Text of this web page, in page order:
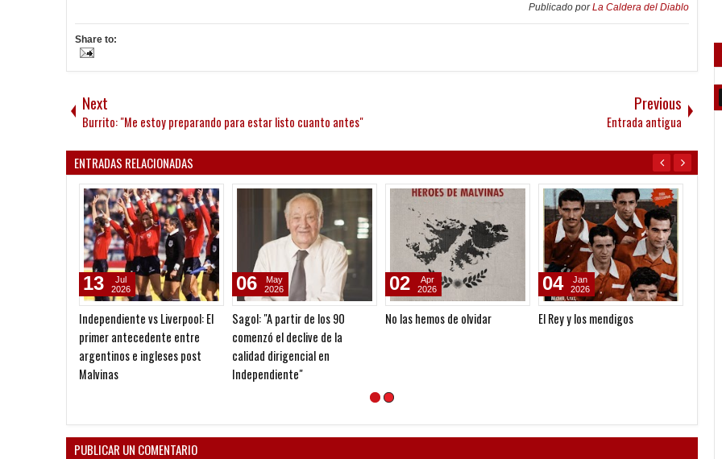
Publicado porLa Caldera del Diablo
Share to:
Next
Burrito: "Me estoy preparando para estar listo cuanto antes"
Previous
Entrada antigua
ENTRADAS RELACIONADAS
Independiente vs Liverpool: El
primer antecedente entre
argentinos e ingleses post
Malvinas
13
Jul
2026
Sagol: "A partir de los 90
comenzó el declive de la
calidad dirigencial en
Independiente"
06
May
2026
No las hemos de olvidar
02
Apr
2026
El Rey y los mendigos
04
Jan
2026
PUBLICAR UN COMENTARIO